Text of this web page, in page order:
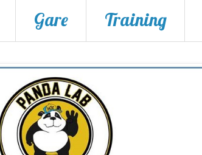
Gare Training